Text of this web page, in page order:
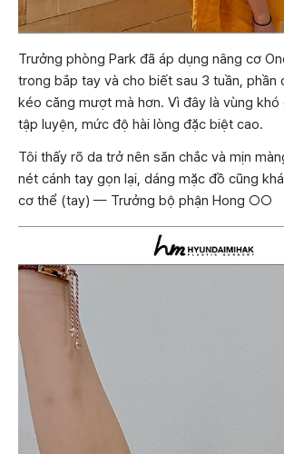
Trưởng phòng Park đã áp dụng nâng cơ
trong bắp tay và cho biết sau 3 tuần, phần
kéo căng mượt mà hơn. Vì đây là vùng khó
tập luyện, mức độ hài lòng đặc biệt cao.
Tôi thấy rõ da trở nên săn chắc và mịn
nét cánh tay gọn lại, dáng mặc đồ cũng
cơ thể (tay) — Trưởng bộ phận Hong ○○